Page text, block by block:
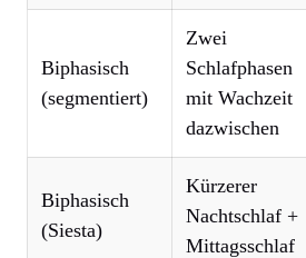
Biphasisch
(segmentiert)
Zwei
Schlafphasen
mit Wachzeit
dazwischen
Biphasisch
(Siesta)
Kürzerer
Nachtschlaf +
Mittagsschlaf